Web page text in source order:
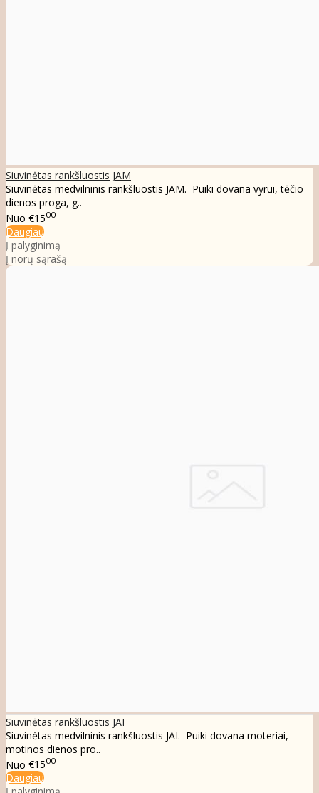
Siuvinėtas rankšluostis JAM
Siuvinėtas medvilninis rankšluostis JAM. Puiki dovana vyrui, tėčio
dienos proga, g..
Nuo €1500
Daugiau
Į palyginimą
Į norų sąrašą
Siuvinėtas rankšluostis JAI
Siuvinėtas medvilninis rankšluostis JAI. Puiki dovana moteriai,
motinos dienos pro..
Nuo €1500
Daugiau